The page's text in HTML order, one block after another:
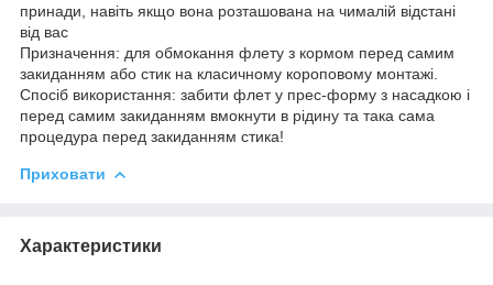
принади, навіть якщо вона розташована на чималій відстані
від вас
Призначення: для обмокання флету з кормом перед самим
закиданням або стик на класичному короповому монтажі.
Спосіб використання: забити флет у прес-форму з насадкою і
перед самим закиданням вмокнути в рідину та така сама
процедура перед закиданням стика!
Приховати
Характеристики